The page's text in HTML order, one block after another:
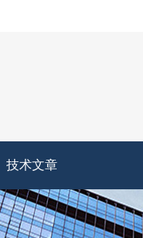
技术文章